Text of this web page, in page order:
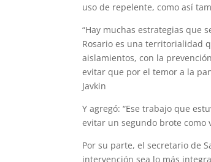
A
p
p
r
a
m
e
r
r
e
s
t
o
o
k
uso de repelente, como así
“Hay muchas estrategias que
Rosario es una territorialidad
aislamientos, con la
evitar que por el temor a la
Javkin
Y agregó: “Ese trabajo que
evitar un segundo brote como
Por su parte, el secretario de
intervención sea lo más